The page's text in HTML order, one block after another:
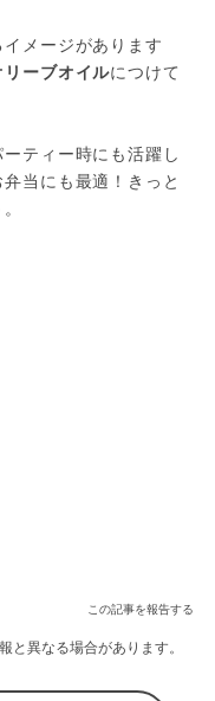
メージがあります
リーブオイルにつけて
ティー時にも活躍し
当にも最適！きっと
この記事を報告する
異なる場合があります。